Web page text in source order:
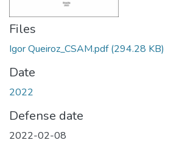
Files
Igor Queiroz_CSAM.pdf(294.28 KB)
Date
2022
Defense date
2022-02-08